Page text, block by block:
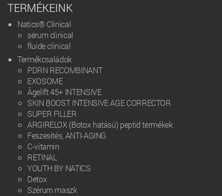
TERMÉKEINK
Natics® Clinical
sérum clinical
fluide clinical
Termékcsaládok
PDRN RECOMBINANT
EXOSOME
Âgelift 45+ INTENSIVE
SKIN BOOST INTENSIVE AGE CORRECTOR
SUPER FILLER
ARGIRELOX (Botox hatású) peptid termékek
Feszesítés, ANTI-AGING
C-vitamin
RETINAL
YOUTH BY NATICS
Detox
Szérum maszk